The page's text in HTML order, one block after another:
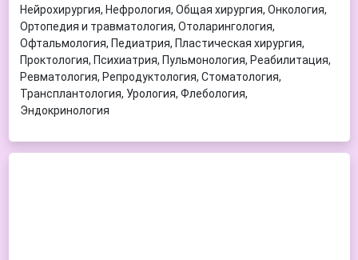
Нейрохирургия, Нефрология, Общая хирургия, Онкология,
Ортопедия и травматология, Отоларингология,
Офтальмология, Педиатрия, Пластическая хирургия,
Проктология, Психиатрия, Пульмонология, Реабилитация,
Ревматология, Репродуктология, Стоматология,
Трансплантология, Урология, Флебология,
Эндокринология